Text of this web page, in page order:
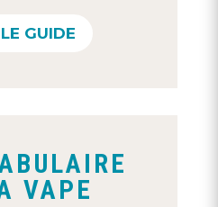
GUIDE
VAPE